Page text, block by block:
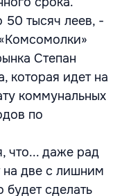
50 тысяч леев, -
Степан
которая идет на
коммунальных
по
что... даже рад
на две с лишним
сделать